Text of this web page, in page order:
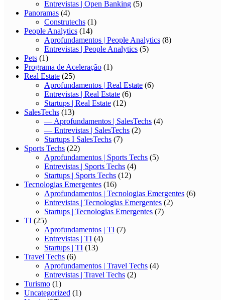
Entrevistas | Open Banking (5)
Panoramas (4)
Construtechs (1)
People Analytics (14)
Aprofundamentos | People Analytics (8)
Entrevistas | People Analytics (5)
Pets (1)
Programa de Aceleração (1)
Real Estate (25)
Aprofundamentos | Real Estate (6)
Entrevistas | Real Estate (6)
Startups | Real Estate (12)
SalesTechs (13)
— Aprofundamentos | SalesTechs (4)
— Entrevistas | SalesTechs (2)
Startups I SalesTechs (7)
Sports Techs (22)
Aprofundamentos | Sports Techs (5)
Entrevistas | Sports Techs (4)
Startups | Sports Techs (12)
Tecnologias Emergentes (16)
Aprofundamentos | Tecnologias Emergentes (6)
Entrevistas | Tecnologias Emergentes (2)
Startups | Tecnologias Emergentes (7)
TI (25)
Aprofundamentos | TI (7)
Entrevistas | TI (4)
Startups | TI (13)
Travel Techs (6)
Aprofundamentos | Travel Techs (4)
Entrevistas | Travel Techs (2)
Turismo (1)
Uncategorized (1)